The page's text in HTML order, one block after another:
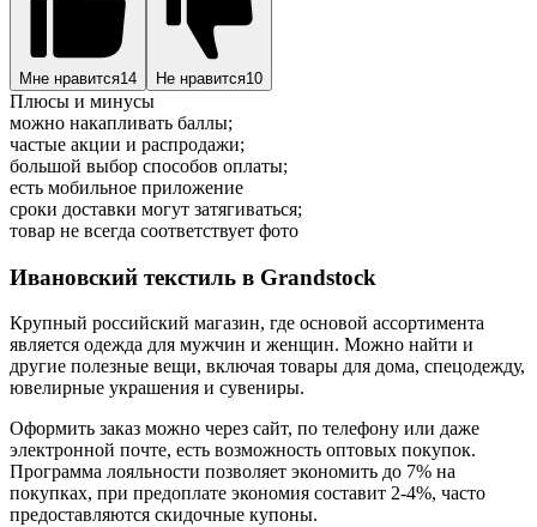
Мне нравится14 Не нравится10
Плюсы и минусы
можно накапливать баллы;
частые акции и распродажи;
большой выбор способов оплаты;
есть мобильное приложение
сроки доставки могут затягиваться;
товар не всегда соответствует фото
Ивановский текстиль в Grandstock
Крупный российский магазин, где основой ассортимента
является одежда для мужчин и женщин. Можно найти и
другие полезные вещи, включая товары для дома, спецодежду,
ювелирные украшения и сувениры.
Оформить заказ можно через сайт, по телефону или даже
электронной почте, есть возможность оптовых покупок.
Программа лояльности позволяет экономить до 7% на
покупках, при предоплате экономия составит 2-4%, часто
предоставляются скидочные купоны.